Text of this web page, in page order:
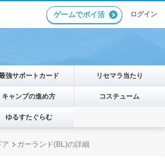
ゲームでポイ活 ログイン
強サポートカード リセマラ当たり
キャンプの進め方 コスチューム
ゆるすたぐらむ
ア ガーランド(BL)の詳細